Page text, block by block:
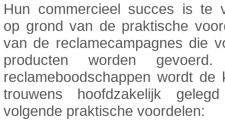
Hun commercieel succes is te
op grond van de praktische
van de reclamecampagnes die
producten worden
reclameboodschappen wordt de
trouwens hoofdzakelijk
volgende praktische voordelen: